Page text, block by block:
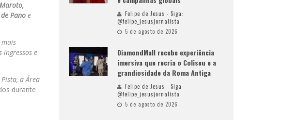
Pano e
e
a Área
durante
Felipe de Jesus - Siga:
@felipe_jesusjornalista
5 de agosto de 2026
DiamondMall recebe experiência
imersiva que recria o Coliseu e a
grandiosidade da Roma Antiga
Felipe de Jesus - Siga:
@felipe_jesusjornalista
5 de agosto de 2026